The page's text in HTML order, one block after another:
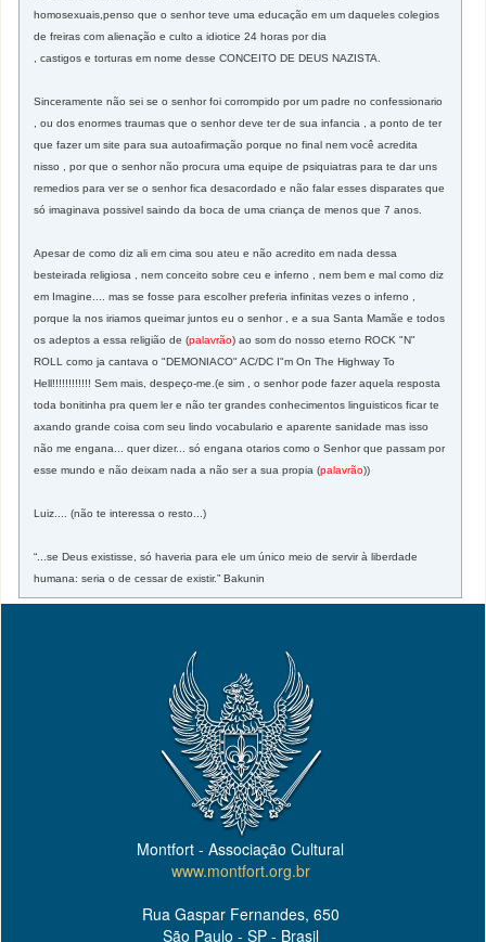
homosexuais,penso que o senhor teve uma educação em um daqueles colegios
de freiras com alienação e culto a idiotice 24 horas por dia
, castigos e torturas em nome desse CONCEITO DE DEUS NAZISTA.
Sinceramente não sei se o senhor foi corrompido por um padre no confessionario
, ou dos enormes traumas que o senhor deve ter de sua infancia , a ponto de ter
que fazer um site para sua autoafirmação porque no final nem você acredita
nisso , por que o senhor não procura uma equipe de psiquiatras para te dar uns
remedios para ver se o senhor fica desacordado e não falar esses disparates que
só imaginava possivel saindo da boca de uma criança de menos que 7 anos.
Apesar de como diz ali em cima sou ateu e não acredito em nada dessa
besteirada religiosa , nem conceito sobre ceu e inferno , nem bem e mal como diz
em Imagine.... mas se fosse para escolher preferia infinitas vezes o inferno ,
porque la nos iriamos queimar juntos eu o senhor , e a sua Santa Mamãe e todos
os adeptos a essa religião de (palavrão) ao som do nosso eterno ROCK "N"
ROLL como ja cantava o "DEMONIACO" AC/DC I"m On The Highway To
Hell!!!!!!!!!!!! Sem mais, despeço-me.(e sim , o senhor pode fazer aquela resposta
toda bonitinha pra quem ler e não ter grandes conhecimentos linguisticos ficar te
axando grande coisa com seu lindo vocabulario e aparente sanidade mas isso
não me engana... quer dizer... só engana otarios como o Senhor que passam por
esse mundo e não deixam nada a não ser a sua propia (palavrão))
Luiz.... (não te interessa o resto...)
“...se Deus existisse, só haveria para ele um único meio de servir à liberdade
humana: seria o de cessar de existir.” Bakunin
Montfort - Associação Cultural
www.montfort.org.br
Rua Gaspar Fernandes, 650
São Paulo - SP - Brasil